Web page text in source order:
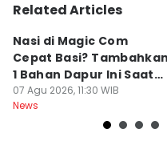
Related Articles
Nasi di Magic Com
Cepat Basi? Tambahkan
1 Bahan Dapur Ini Saat
Menanak, Awet 2 Hari
07 Agu 2026, 11:30 WIB
News